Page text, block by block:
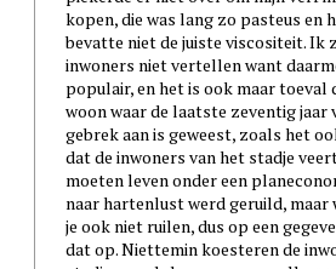
kopen, die was lang zo pasteus en
bevatte niet de juiste viscositeit. Ik
inwoners niet vertellen want
populair, en het is ook maar toeval
woon waar de laatste zeventig jaar
gebrek aan is geweest, zoals het
dat de inwoners van het stadje
moeten leven onder een
naar hartenlust werd geruild, maar
je ook niet ruilen, dus op een
dat op. Niettemin koesteren de